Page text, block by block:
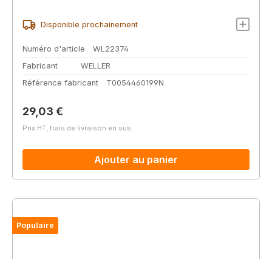
Disponible prochainement
Numéro d'article
WL22374
Fabricant
WELLER
Référence fabricant
T0054460199N
Prix régulier :
29,03 €
Prix HT, frais de livraison en sus
Ajouter au panier
Populaire